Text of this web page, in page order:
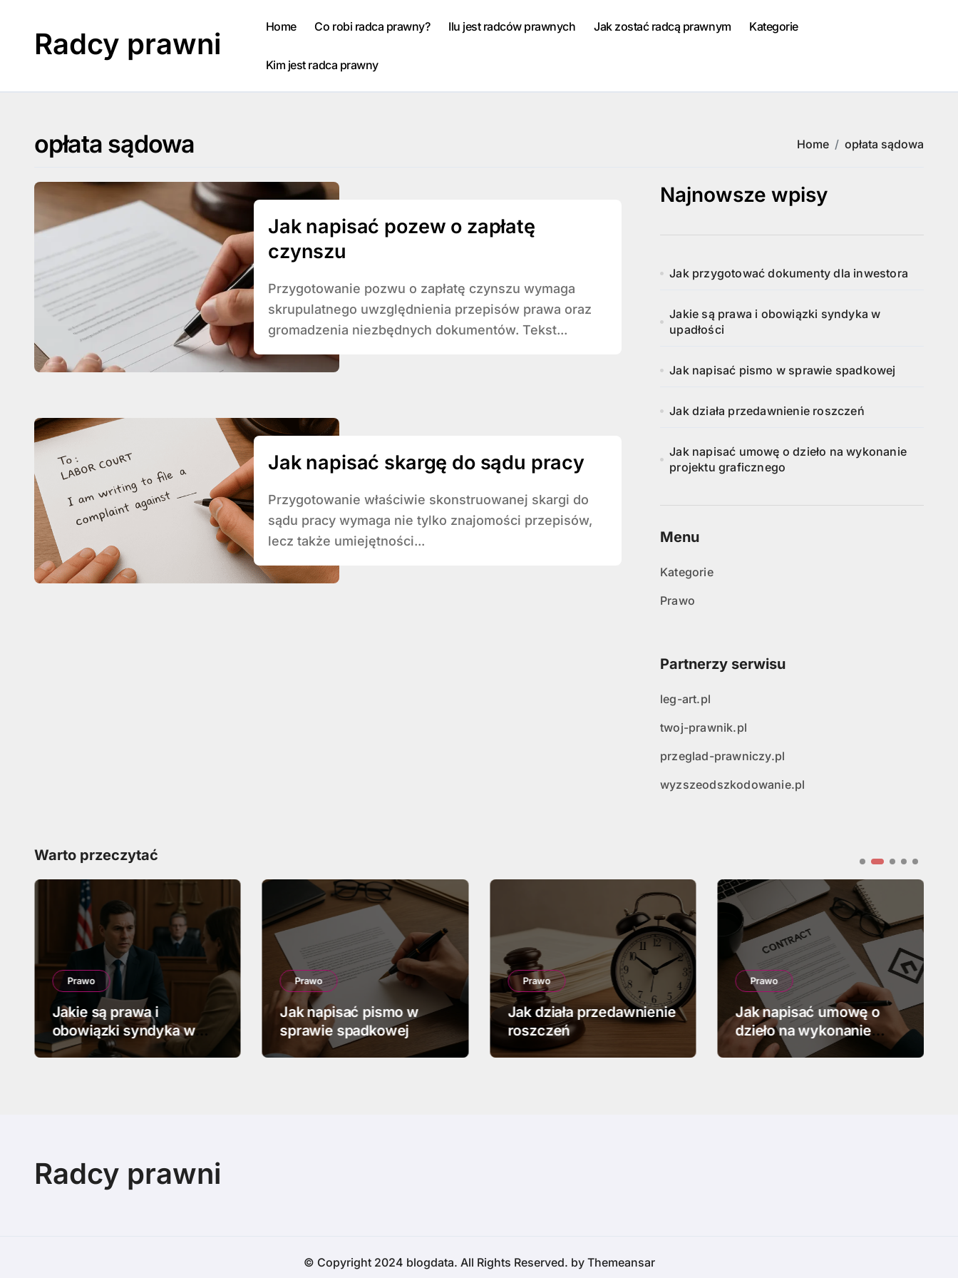
contentRadcy prawni Home Co robi radca prawny? Ilu jest radców prawnych Jak zostać radcą prawnym Kategorie
Kim jest radca prawny
opłata sądowa Home opłata sądowa
Jak napisać pozew o zapłatę
czynszu
Przygotowanie pozwu o zapłatę czynszu wymaga
skrupulatnego uwzględnienia przepisów prawa oraz
gromadzenia niezbędnych dokumentów. Tekst...
Jak napisać skargę do sądu pracy
Przygotowanie właściwie skonstruowanej skargi do
sądu pracy wymaga nie tylko znajomości przepisów,
lecz także umiejętności...
Najnowsze wpisy
Jak przygotować dokumenty dla inwestora
Jakie są prawa i obowiązki syndyka w
upadłości
Jak napisać pismo w sprawie spadkowej
Jak działa przedawnienie roszczeń
Jak napisać umowę o dzieło na wykonanie
projektu graficznego
Menu
Kategorie
Prawo
Partnerzy serwisu
leg-art.pl
twoj-prawnik.pl
przeglad-prawniczy.pl
wyzszeodszkodowanie.pl
Warto przeczytać
Prawo
Jakie są prawa i
obowiązki syndyka w
upadłości
Prawo
Jak napisać pismo w
sprawie spadkowej
Prawo
Jak działa przedawnienie
roszczeń
Prawo
Jak napisać umowę o
dzieło na wykonanie
projektu graficznego
Radcy prawni
© Copyright 2024 blogdata. All Rights Reserved. by Themeansar